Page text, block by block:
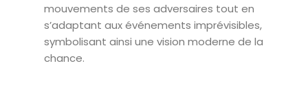
mouvements de ses adversaires tout en
s’adaptant aux événements imprévisibles,
symbolisant ainsi une vision moderne de la
chance.